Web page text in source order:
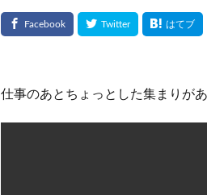
仕事のあとちょっとした集まりが